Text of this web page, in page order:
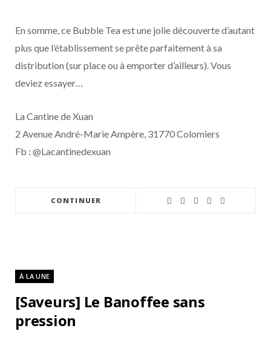
En somme, ce Bubble Tea est une jolie découverte d’autant
plus que l’établissement se prête parfaitement à sa
distribution (sur place ou à emporter d’ailleurs). Vous
deviez essayer…
La Cantine de Xuan
2 Avenue André-Marie Ampère, 31770 Colomiers
Fb : @Lacantinedexuan
CONTINUER
À LA UNE
[Saveurs] Le Banoffee sans
pression